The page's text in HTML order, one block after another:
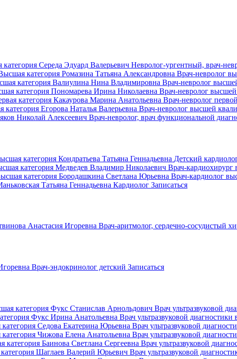
Середа Эдуард Валерьевич Невролог-ургентный, врач-
категория Ромазина Татьяна Александровна Врач-невролог
категория Валиулина Нина Владимировна Врач-невролог
категория Пономарева Ирина Николаевна Врач-невролог
категория Какаурова Марина Анатольевна Врач-невролог
категория Егорова Наталья Валерьевна Врач-невролог высшей
Николай Алексеевич Врач-невролог, врач функциональной
категория Кондратьева Татьяна Геннадьевна Детский
категория Медведев Владимир Николаевич Врач-
категория Бородашкина Светлана Юрьевна Врач-кардиолог
Татьяна Геннадьевна Кардиолог Записаться
Анастасия Игоревна Врач-аритмолог, сердечно-сосудистый
Врач-эндокринолог детский Записаться
категория Фукс Станислав Арнольдович Врач ультразвуковой
Фукс Ирина Анатольевна Врач ультразвуковой
Седова Екатерина Юрьевна Врач ультразвуковой
Чижова Елена Анатольевна Врач ультразвуковой
категория Баинова Светлана Сергеевна Врач ультразвуковой
Шаглаев Валерий Юрьевич Врач ультразвуковой